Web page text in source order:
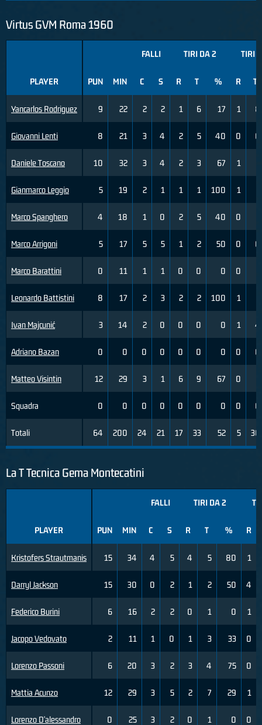
Virtus GVM Roma 1960
PLAYER
Yancarlos Rodriguez
Giovanni Lenti
Daniele Toscano
Gianmarco Leggio
Marco Spanghero
Marco Arrigoni
Marco Barattini
Leonardo Battistini
Ivan Majcunić
Adriano Bazan
Matteo Visintin
Squadra
Totali
FALLI TIRI DA 2 TIRI
PUN MIN C S R T % R T
9 22 2 2 1 6 17 1 8
8 21 3 4 2 5 40 0 0
10 32 3 4 2 3 67 1
5 19 2 1 1 1 100 1
4 18 1 0 2 5 40 0
5 17 5 5 1 2 50 0 0
0 11 1 1 0 0 0 0
8 17 2 3 2 2 100 1
3 14 2 0 0 0 0 1 4
0 0 0 0 0 0 0 0 0
12 29 3 1 6 9 67 0
0 0 0 0 0 0 0 0 0
64 200 24 21 17 33 52 5 30
La T Tecnica Gema Montecatini
PLAYER
Kristofers Strautmanis
Darryl Jackson
Federico Burini
Jacopo Vedovato
Lorenzo Passoni
Mattia Acunzo
Lorenzo D'alessandro
FALLI TIRI DA 2
PUN MIN C S R T % R
15 34 4 5 4 5 80 1
15 30 0 2 1 2 50 4
6 16 2 2 0 1 0 1
2 11 1 0 1 3 33 0
6 20 3 2 3 4 75 0
12 29 3 5 2 7 29 1
0 25 3 2 0 1 0 0